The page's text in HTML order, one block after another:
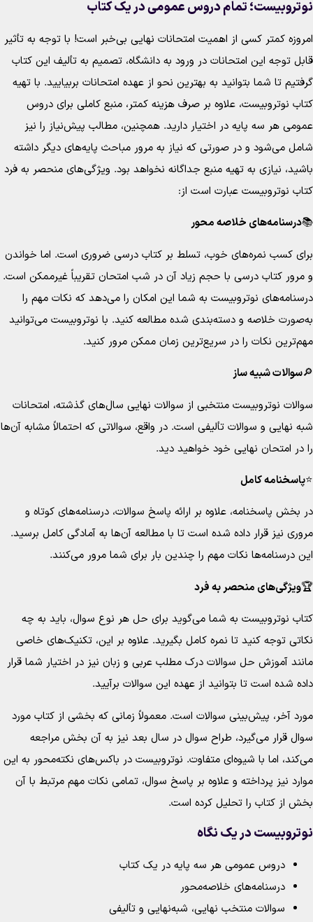
تمام دروس عمومی در یک کتاب
کمتر کسی از اهمیت امتحانات نهایی بی‌خبر است! با توجه به تأثیر
توجه این امتحانات در ورود به دانشگاه، تصمیم به تألیف این کتاب
تا شما بتوانید به بهترین نحو از عهده امتحانات بربیایید. با تهیه
نوتروبیست، علاوه بر صرف هزینه کمتر، منبع کاملی برای دروس
هر سه پایه در اختیار دارید. همچنین، مطالب پیش‌نیاز را نیز
می‌شود و در صورتی که نیاز به مرور مباحث پایه‌های دیگر داشته
نیازی به تهیه منبع جداگانه نخواهد بود. ویژگی‌های منحصر به فرد
نوتروبیست عبارت است از:
درسنامه‌های خلاصه محور
کسب نمره‌های خوب، تسلط بر کتاب درسی ضروری است. اما خواندن
کتاب درسی با حجم زیاد آن در شب امتحان تقریباً غیرممکن است.
نوتروبیست به شما این امکان را می‌دهد که نکات مهم را
خلاصه و دسته‌بندی شده مطالعه کنید. با نوتروبیست می‌توانید
نکات را در سریع‌ترین زمان ممکن مرور کنید.
سوالات شبیه ساز
نوتروبیست منتخبی از سوالات نهایی سال‌های گذشته، امتحانات
نهایی و سوالات تألیفی است. در واقع، سوالاتی که احتمالاً مشابه آن‌ها
در امتحان نهایی خود خواهید دید.
پاسخنامه کامل
بخش پاسخنامه، علاوه بر ارائه پاسخ سوالات، درسنامه‌های کوتاه و
نیز قرار داده شده است تا با مطالعه آن‌ها به آمادگی کامل برسید.
درسنامه‌ها نکات مهم را چندین بار برای شما مرور می‌کنند.
ویژگی‌های منحصر به فرد
نوتروبیست به شما می‌گوید برای حل هر نوع سوال، باید به چه
توجه کنید تا نمره کامل بگیرید. علاوه بر این، تکنیک‌های خاصی
آموزش حل سوالات درک مطلب عربی و زبان نیز در اختیار شما قرار
شده است تا بتوانید از عهده این سوالات برآیید.
آخر، پیش‌بینی سوالات است. معمولاً زمانی که بخشی از کتاب مورد
قرار می‌گیرد، طراح سوال در سال بعد نیز به آن بخش مراجعه
اما با شیوه‌ای متفاوت. نوتروبیست در باکس‌های نکته‌محور به این
نیز پرداخته و علاوه بر پاسخ سوال، تمامی نکات مهم مرتبط با آن
از کتاب را تحلیل کرده است.
در یک نگاه
دروس عمومی هر سه پایه در یک کتاب
درسنامه‌های خلاصه‌محور
سوالات منتخب نهایی، شبه‌نهایی و تألیفی